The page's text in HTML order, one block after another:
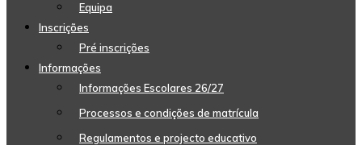
Equipa
Inscrições
Pré inscrições
Informações
Informações Escolares 26/27
Processos e condições de matrícula
Regulamentos e projecto educativo